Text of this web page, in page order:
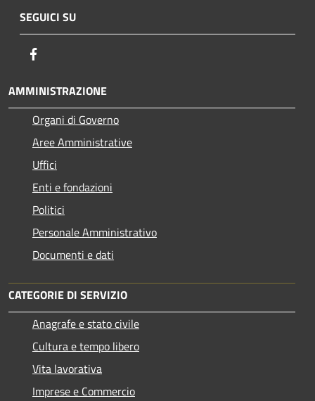
SEGUICI SU
AMMINISTRAZIONE
Organi di Governo
Aree Amministrative
Uffici
Enti e fondazioni
Politici
Personale Amministrativo
Documenti e dati
CATEGORIE DI SERVIZIO
Anagrafe e stato civile
Cultura e tempo libero
Vita lavorativa
Imprese e Commercio